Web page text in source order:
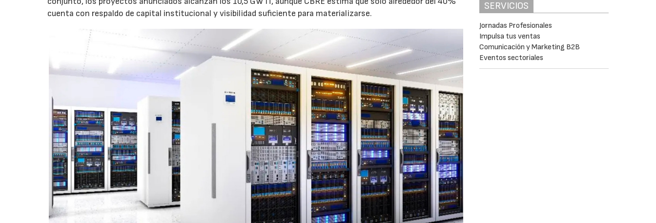
cuenta con respaldo de capital institucional y visibilidad suficiente para materializarse.
SERVICIOS
Jornadas Profesionales
Impulsa tus ventas
Comunicación y Marketing B2B
Eventos sectoriales